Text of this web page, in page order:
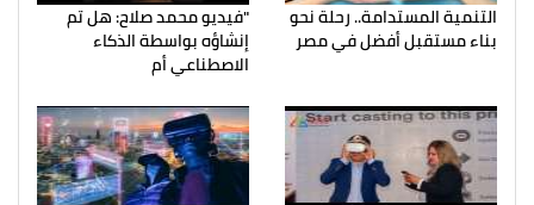
التنمية المستدامة.. رحلة نحو
بناء مستقبل أفضل في مصر
"فيديو محمد صلاح: هل تم
إنشاؤه بواسطة الذكاء
الاصطناعي أم